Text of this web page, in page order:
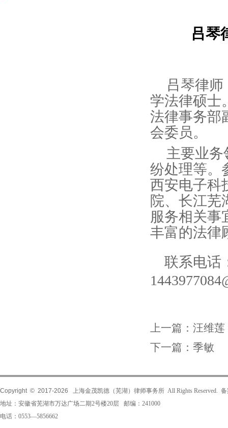
吕琴
吕琴律
学法律硕士
法律事务部
会委员。
主要业
纷处理等。
西安电子科
院、长江芜
服务相关事
丰富的法律
联系电话
上一篇： 汪维莲
下一篇： 季敏
Copyright © 2017-2026
上海金茂凯德（芜湖）律师事务所 All Rights Reserved.
地址：安徽省芜湖市万达广场二期2号楼20层 邮编：241000
电话：0553—5856662